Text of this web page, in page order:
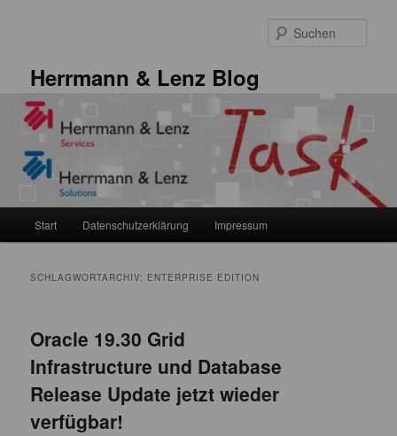
Herrmann & Lenz Blog
Start Datenschutzerklärung Impressum
SCHLAGWORTARCHIV: ENTERPRISE EDITION
Oracle 19.30 Grid
Infrastructure und Database
Release Update jetzt wieder
verfügbar!